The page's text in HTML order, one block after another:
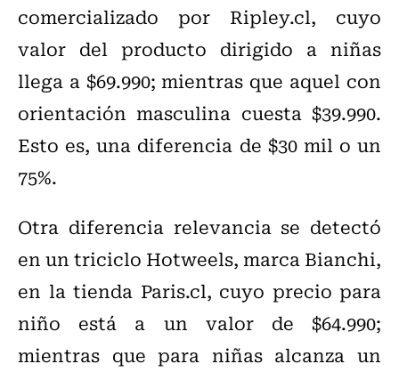
comercializado por Ripley.cl, cuyo
valor del producto dirigido a niñas
llega a $69.990; mientras que aquel con
orientación masculina cuesta $39.990.
Esto es, una diferencia de $30 mil o un
75%.
Otra diferencia relevancia se detectó
en un triciclo Hotweels, marca Bianchi,
en la tienda Paris.cl, cuyo precio para
niño está a un valor de $64.990;
mientras que para niñas alcanza un